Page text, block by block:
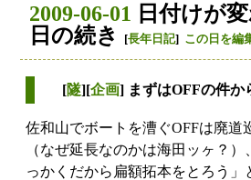
2009-06-01 日付けが
日の続き
[長年日記] この日を編
[隧][企画] まずはOFFの件か
佐和山でボートを漕ぐOFFは廃道
（なぜ延長なのかは海田ッヶ？
っかくだから扁額拓本をとろう」